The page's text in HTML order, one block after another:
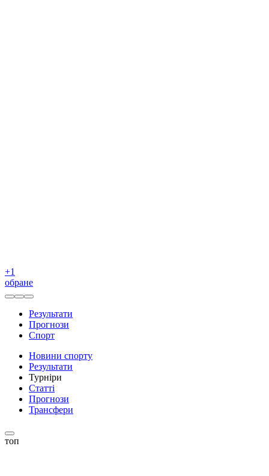
+1
обране
Результати
Прогнози
Спорт
Новини спорту
Результати
Турніри
Статті
Прогнози
Трансфери
топ